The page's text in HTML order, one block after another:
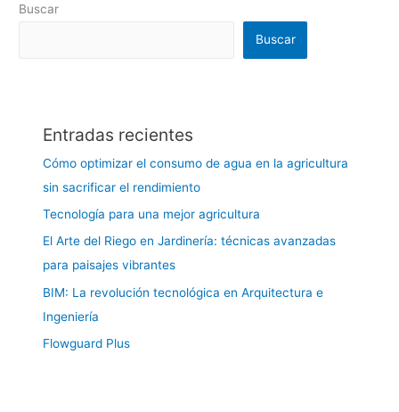
Buscar
Buscar
Entradas recientes
Cómo optimizar el consumo de agua en la agricultura
sin sacrificar el rendimiento
Tecnología para una mejor agricultura
El Arte del Riego en Jardinería: técnicas avanzadas
para paisajes vibrantes
BIM: La revolución tecnológica en Arquitectura e
Ingeniería
Flowguard Plus